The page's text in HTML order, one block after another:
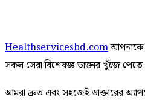
Healthservicesbd.comআপনাকে
সকল সেরা বিশেষজ্ঞ ডাক্তার খুঁজে পেতে
আমরা দ্রুত এবং সহজেই ডাক্তারের